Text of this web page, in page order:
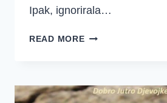
Ipak, ignorirala…
READ MOREIMAŠ
ODMOR!